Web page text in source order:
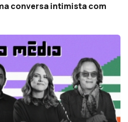
conversa intimista com